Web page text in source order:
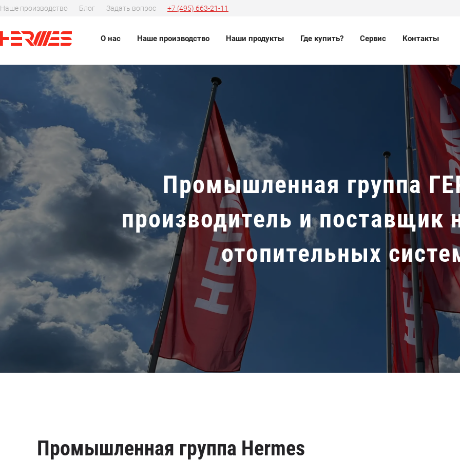
Наше производство Блог Задать вопрос +7 (495) 663-21-11
О нас Наше производство Наши продукты Где купить? Сервис Контакты
Промышленная группа
производитель и
отопительных
Промышленная группа Hermes